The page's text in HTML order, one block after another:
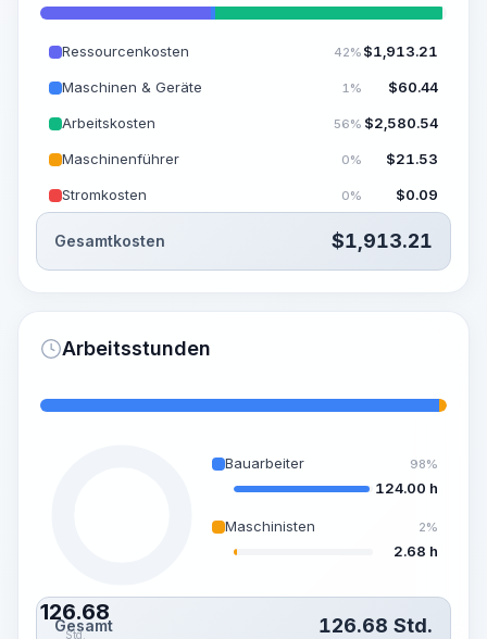
Ressourcenkosten 42% $1,913.21
Maschinen & Geräte 1% $60.44
Arbeitskosten 56% $2,580.54
Maschinenführer 0% $21.53
Stromkosten 0% $0.09
Gesamtkosten $1,913.21
Arbeitsstunden
126.68
Std.
Bauarbeiter 98%
124.00 h
Maschinisten 2%
2.68 h
Gesamt 126.68 Std.